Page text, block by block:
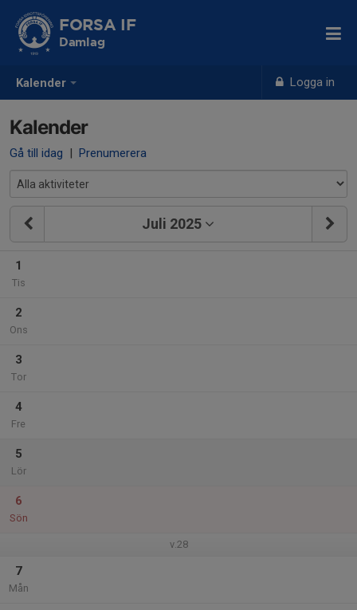
Kalender Logga in
FORSA IF
Damlag
Kalender
Gå till idag | Prenumerera
Juli 2025
1
Tis
2
Ons
3
Tor
4
Fre
5
Lör
6
Sön
v.28
7
Mån